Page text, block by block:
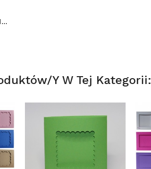
Koperta kwadratowa 15,5 x 15,5 cm
y W Tej Kategorii: